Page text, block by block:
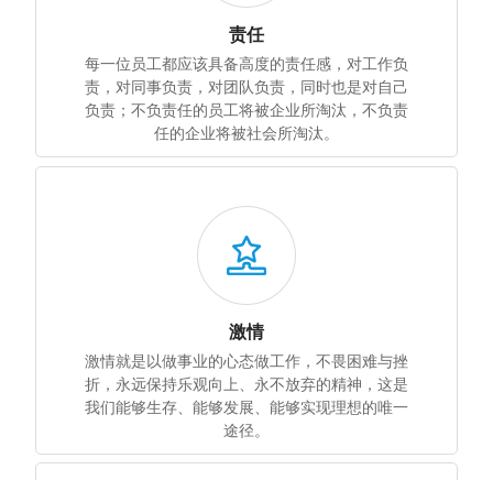
责任
每一位员工都应该具备高度的责任感，对工作负
责，对同事负责，对团队负责，同时也是对自己
负责；不负责任的员工将被企业所淘汰，不负责
任的企业将被社会所淘汰。
激情
激情就是以做事业的心态做工作，不畏困难与挫
折，永远保持乐观向上、永不放弃的精神，这是
我们能够生存、能够发展、能够实现理想的唯一
途径。